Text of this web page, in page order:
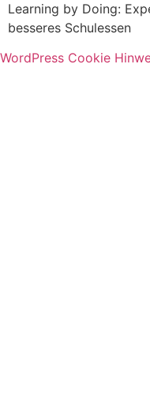
Learning by Doing:
besseres Schulessen
WordPress Cookie